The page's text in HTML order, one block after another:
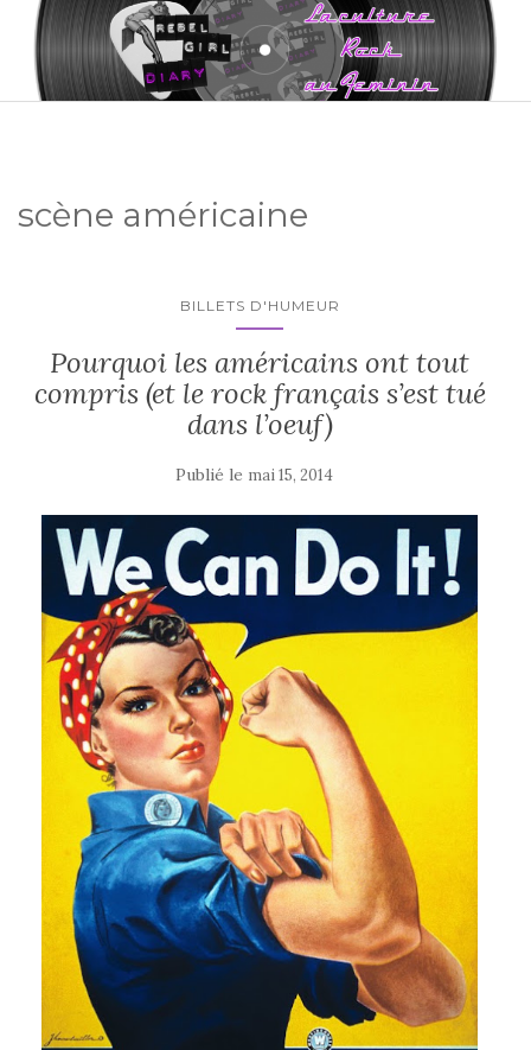
scène américaine
BILLETS D'HUMEUR
Pourquoi les américains ont tout
compris (et le rock français s’est tué
dans l’oeuf)
Publié le mai 15, 2014